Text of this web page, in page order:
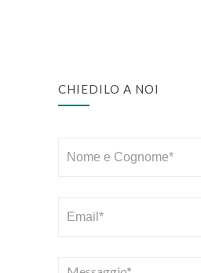
CHIEDILO A NOI